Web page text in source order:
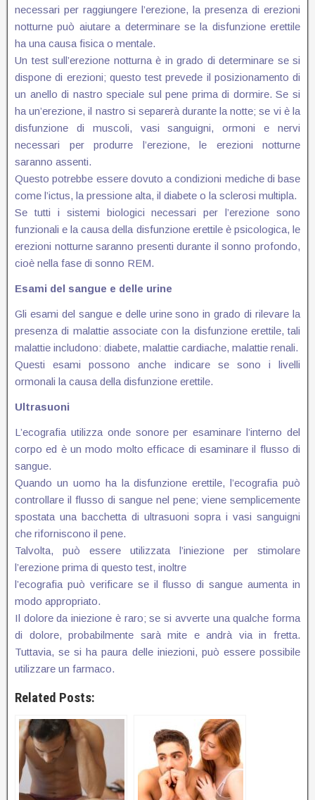
necessari per raggiungere l’erezione, la presenza di erezioni
notturne può aiutare a determinare se la disfunzione erettile
ha una causa fisica o mentale.
Un test sull’erezione notturna è in grado di determinare se si
dispone di erezioni; questo test prevede il posizionamento di
un anello di nastro speciale sul pene prima di dormire. Se si
ha un’erezione, il nastro si separerà durante la notte; se vi è la
disfunzione di muscoli, vasi sanguigni, ormoni e nervi
necessari per produrre l’erezione, le erezioni notturne
saranno assenti.
Questo potrebbe essere dovuto a condizioni mediche di base
come l’ictus, la pressione alta, il diabete o la sclerosi multipla.
Se tutti i sistemi biologici necessari per l’erezione sono
funzionali e la causa della disfunzione erettile è psicologica, le
erezioni notturne saranno presenti durante il sonno profondo,
cioè nella fase di sonno REM.
Esami del sangue e delle urine
Gli esami del sangue e delle urine sono in grado di rilevare la
presenza di malattie associate con la disfunzione erettile, tali
malattie includono: diabete, malattie cardiache, malattie renali.
Questi esami possono anche indicare se sono i livelli
ormonali la causa della disfunzione erettile.
Ultrasuoni
L’ecografia utilizza onde sonore per esaminare l’interno del
corpo ed è un modo molto efficace di esaminare il flusso di
sangue.
Quando un uomo ha la disfunzione erettile, l’ecografia può
controllare il flusso di sangue nel pene; viene semplicemente
spostata una bacchetta di ultrasuoni sopra i vasi sanguigni
che riforniscono il pene.
Talvolta, può essere utilizzata l’iniezione per stimolare
l’erezione prima di questo test, inoltre
l’ecografia può verificare se il flusso di sangue aumenta in
modo appropriato.
Il dolore da iniezione è raro; se si avverte una qualche forma
di dolore, probabilmente sarà mite e andrà via in fretta.
Tuttavia, se si ha paura delle iniezioni, può essere possibile
utilizzare un farmaco.
Related Posts: